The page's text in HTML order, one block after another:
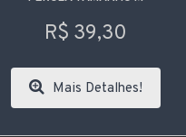
R$ 39,30
Mais Detalhes!